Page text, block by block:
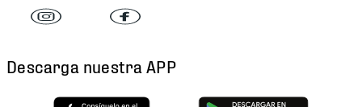
Descarga nuestra APP